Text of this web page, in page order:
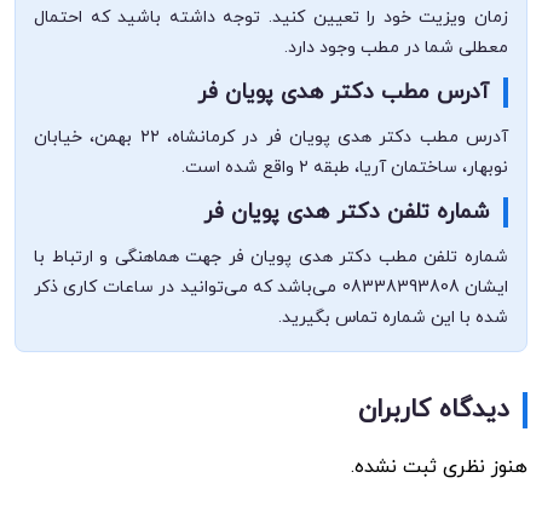
زمان ویزیت خود را تعیین کنید. توجه داشته باشید که احتمال
معطلی شما در مطب وجود دارد.
آدرس مطب دکتر هدی پویان فر
آدرس مطب دکتر هدی پویان فر در کرمانشاه، ۲۲ بهمن، خیابان
نوبهار، ساختمان آریا، طبقه ۲ واقع شده است.
شماره تلفن دکتر هدی پویان فر
شماره تلفن مطب دکتر هدی پویان فر جهت هماهنگی و ارتباط با
ایشان 08338393808 می‌باشد که می‌توانید در ساعات کاری ذکر
شده با این شماره تماس بگیرید.
دیدگاه کاربران
هنوز نظری ثبت نشده.